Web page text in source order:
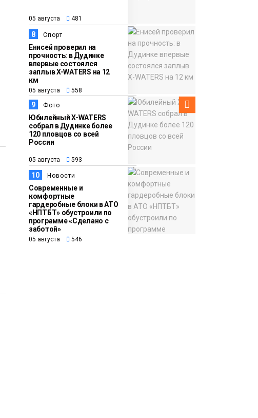
05 августа 481
8 Спорт
Енисей проверил на
прочность: в Дудинке
впервые состоялся
заплыв X-WATERS на 12
км
05 августа 558
9 Фото
Юбилейный X-WATERS
собрал в Дудинке более
120 пловцов со всей
России
05 августа 593
10 Новости
Современные и
комфортные
гардеробные блоки в АТО
«НПТБТ» обустроили по
программе «Сделано с
заботой»
05 августа 546